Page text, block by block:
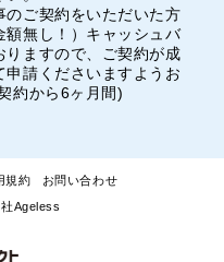
ご契約をいただいた方
額無し！）キャッシュバ
りますので、ご契約が成
請くださいますようお
約から6ヶ月間)
規約 お問い合わせ
Ageless